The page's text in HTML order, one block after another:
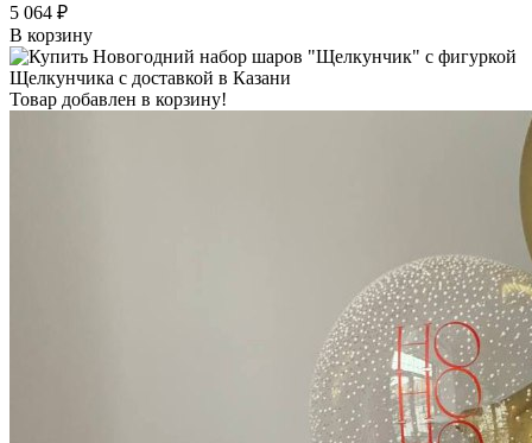
5 064 ₽
В корзину
Товар добавлен в корзину!